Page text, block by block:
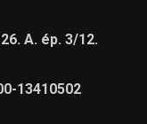
A. ép. 3/12.
13410502